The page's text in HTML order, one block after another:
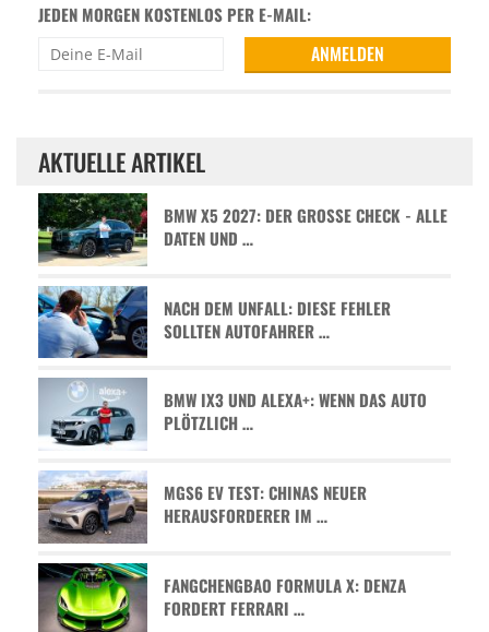
JEDEN MORGEN KOSTENLOS PER E-MAIL:
AKTUELLE ARTIKEL
BMW X5 2027: DER GROSSE CHECK - ALLE D
ATEN UND …
NACH DEM UNFALL: DIESE FEHLER
SOLLTEN AUTOFAHRER …
BMW IX3 UND ALEXA+: WENN DAS AUTO
PLÖTZLICH …
MGS6 EV TEST: CHINAS NEUER
HERAUSFORDERER IM …
FANGCHENGBAO FORMULA X: DENZA
FORDERT FERRARI …